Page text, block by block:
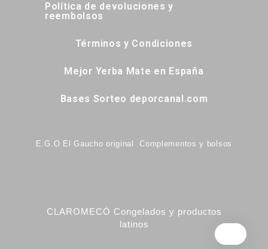
Política de devoluciones y
reembolsos
Términos y Condiciones
Mejor Yerba Mate en España
Bases Sorteo deporcanal.com
E.G.O El Gaucho original Complementos y bolsos
CLAROMECÓ Congelados y productos
latinos